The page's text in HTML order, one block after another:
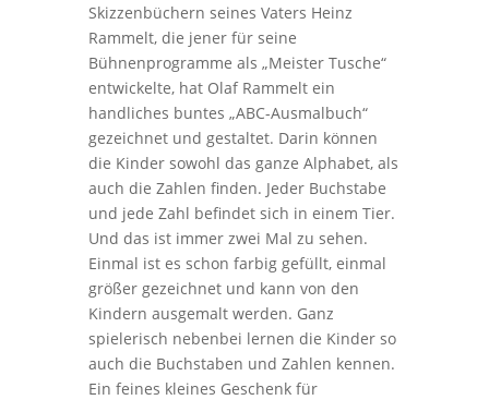
Skizzenbüchern seines Vaters Heinz
Rammelt, die jener für seine
Bühnenprogramme als „Meister Tusche“
entwickelte, hat Olaf Rammelt ein
handliches buntes „ABC-Ausmalbuch“
gezeichnet und gestaltet. Darin können
die Kinder sowohl das ganze Alphabet, als
auch die Zahlen finden. Jeder Buchstabe
und jede Zahl befindet sich in einem Tier.
Und das ist immer zwei Mal zu sehen.
Einmal ist es schon farbig gefüllt, einmal
größer gezeichnet und kann von den
Kindern ausgemalt werden. Ganz
spielerisch nebenbei lernen die Kinder so
auch die Buchstaben und Zahlen kennen.
Ein feines kleines Geschenk für